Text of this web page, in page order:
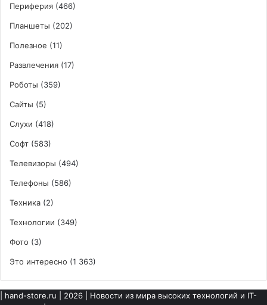
Периферия (466)
Планшеты (202)
Полезное (11)
Развлечения (17)
Роботы (359)
Сайты (5)
Слухи (418)
Софт (583)
Телевизоры (494)
Телефоны (586)
Техника (2)
Технологии (349)
Фото (3)
Это интересно (1 363)
hand-store.ru | 2026 | Новости из мира высоких технологий и IT-